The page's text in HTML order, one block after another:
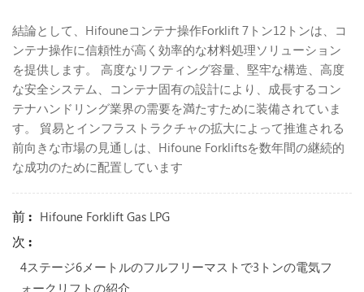
結論として、Hifouneコンテナ操作Forklift 7トン12トンは、コ
ンテナ操作に信頼性が高く効率的な材料処理ソリューション
を提供します。 高度なリフティング容量、堅牢な構造、高度
な安全システム、コンテナ固有の設計により、成長するコン
テナハンドリング業界の需要を満たすために装備されていま
す。 貿易とインフラストラクチャの拡大によって推進される
前向きな市場の見通しは、Hifoune Forkliftsを数年間の継続的
な成功のために配置しています
前 : Hifoune Forklift Gas LPG
次 :
4ステージ6メートルのフルフリーマストで3トンの電気フ
ォークリフトの紹介